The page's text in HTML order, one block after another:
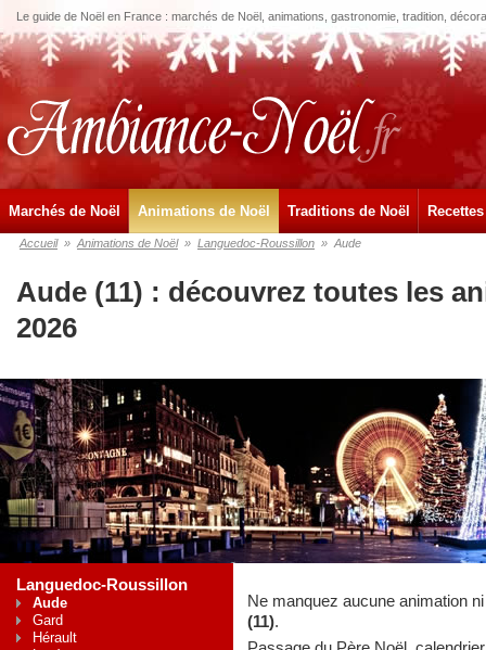
Le guide de Noël en France : marchés de Noël, animations, gastronomie, tradition,
Marchés de Noël Animations de Noël Traditions de Noël
Accueil » Animations de Noël » Languedoc-Roussillon » Aude
Aude (11) : découvrez toutes les
2026
Languedoc-Roussillon
Aude
Gard
Hérault
Ne manquez aucune animation
(11).